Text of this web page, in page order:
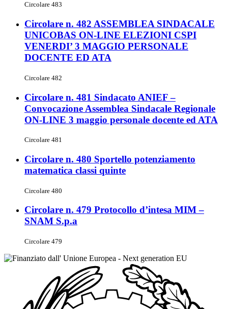
Circolare 483
Circolare n. 482 ASSEMBLEA SINDACALE
UNICOBAS ON-LINE ELEZIONI CSPI
VENERDI’ 3 MAGGIO PERSONALE
DOCENTE ED ATA
Circolare 482
Circolare n. 481 Sindacato ANIEF –
Convocazione Assemblea Sindacale Regionale
ON-LINE 3 maggio personale docente ed ATA
Circolare 481
Circolare n. 480 Sportello potenziamento
matematica classi quinte
Circolare 480
Circolare n. 479 Protocollo d’intesa MIM –
SNAM S.p.a
Circolare 479